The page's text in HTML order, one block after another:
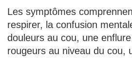
Les symptômes
respirer, la confusion
douleurs au cou, une
rougeurs au niveau du cou,